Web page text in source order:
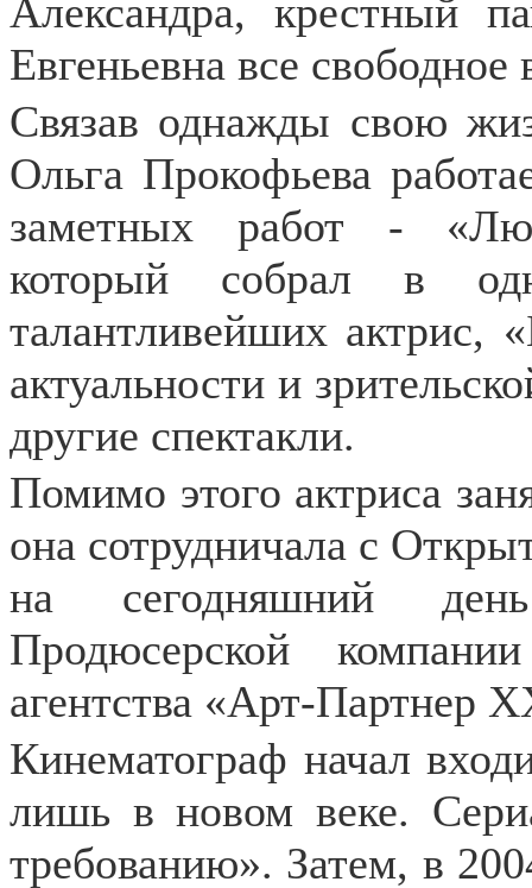
Александра, крестный
Евгеньевна все
Связав однажды свою
Ольга Прокофьева
заметных работ -
который собрал в
талантливейших актрис,
актуальности и
другие спектакли.
Помимо этого актриса
она сотрудничала с
на сегодняшний
Продюсерской
агентства «Арт-Партнер
Кинематограф начал
лишь в новом веке.
требованию». Затем, в